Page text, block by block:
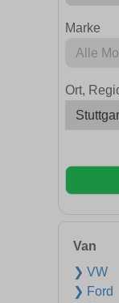
Marke
Ort,
Van
❯ VW
❯ Ford